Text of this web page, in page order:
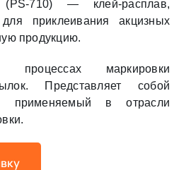
710) — клей-расплав,
приклеивания акцизных
продукцию.
процессах маркировки
Представляет собой
применяемый в отрасли